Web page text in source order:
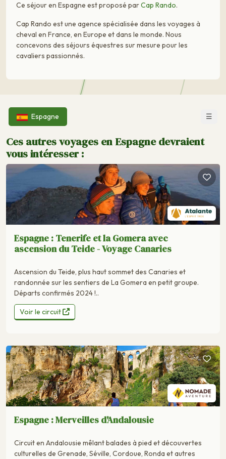
Ce séjour en Espagne est proposé parCap Rando.
Cap Rando est une agence spécialisée dans les voyages à
cheval en France, en Europe et dans le monde. Nous
concevons des séjours équestres sur mesure pour les
cavaliers passionnés.
Espagne ☰
Ces autres voyages en Espagne devraient
vous intéresser :
Espagne : Tenerife et la Gomera avec
ascension du Teide - Voyage Canaries
Ascension du Teide, plus haut sommet des Canaries et
randonnée sur les sentiers de La Gomera en petit groupe.
Départs confirmés 2024 !..
Voir le circuit
Espagne : Merveilles d'Andalousie
Circuit en Andalousie mêlant balades à pied et découvertes
culturelles de Grenade, Séville, Cordoue, Ronda et autres